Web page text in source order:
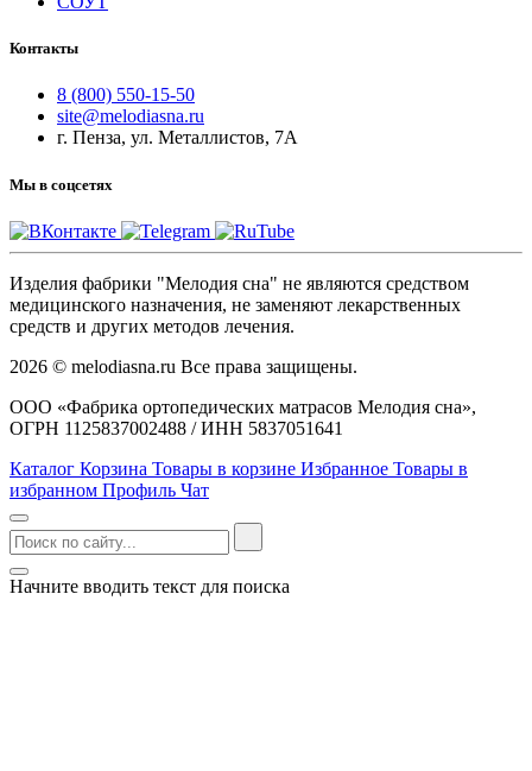
Контакты
8 (800) 550-15-50
site@melodiasna.ru
г. Пенза, ул. Металлистов, 7А
Мы в соцсетях
Изделия фабрики "Мелодия сна" не являются средством
медицинского назначения, не заменяют лекарственных
средств и других методов лечения.
2026 © melodiasna.ru Все права защищены.
ООО «Фабрика ортопедических матрасов Мелодия сна»,
ОГРН 1125837002488 / ИНН 5837051641
Каталог Корзина Товары в корзине Избранное Товары в
избранном Профиль Чат
Начните вводить текст для поиска